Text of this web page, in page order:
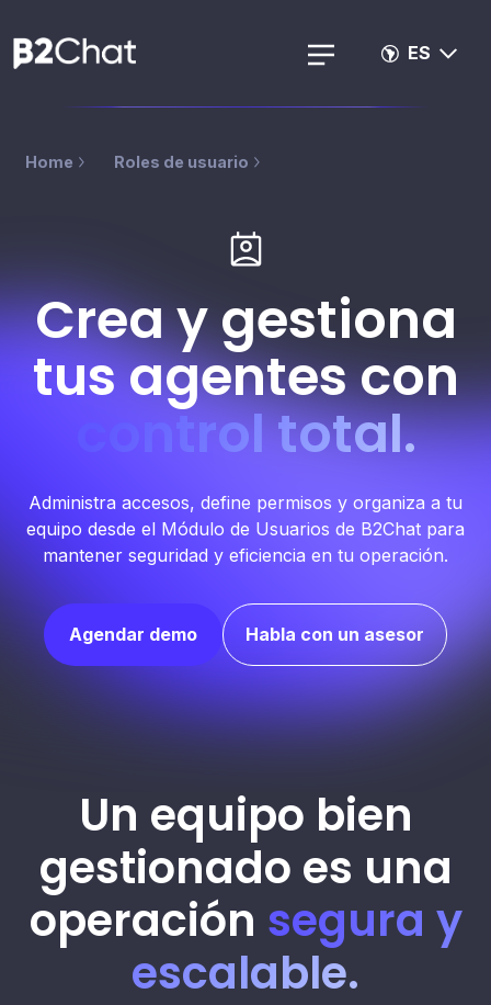
ES
Home Roles de usuario
Crea y gestiona
tus agentes con
control total.
Administra accesos, define permisos y organiza a tu
equipo desde el Módulo de Usuarios de B2Chat para
mantener seguridad y eficiencia en tu operación.
Agendar demo Habla con un asesor
Un equipo bien
gestionado es una
operación segura y
escalable.